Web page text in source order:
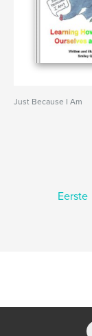
Just Because I Am
Eerste